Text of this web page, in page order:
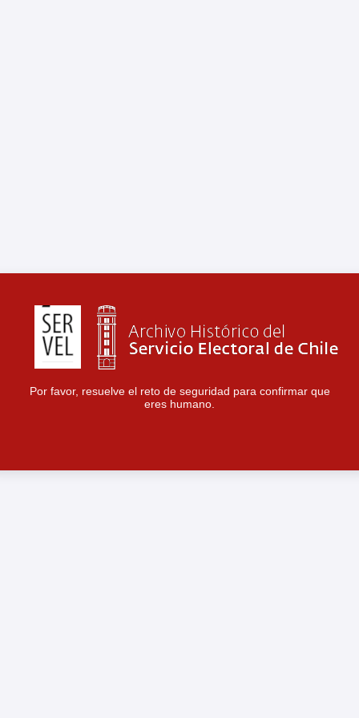
Por favor, resuelve el reto de seguridad para confirmar que
eres humano.